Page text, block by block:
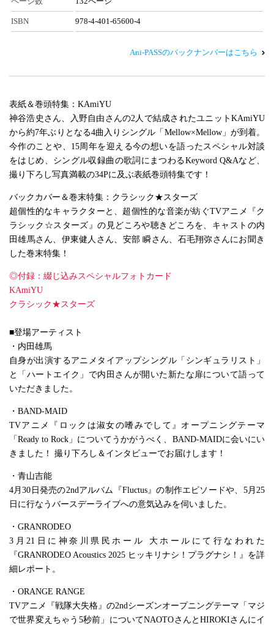
ISBN 978-4-401-65600-4
Ani-PASSのバックナンバーはこちら
表紙＆巻頭特集：KAmiYU
神谷浩史さん、入野自由さんの2人で結成されたユニットKAmiYU
から約7年ぶりとなる4曲入りシングル「Mellow×Mellow」が到着。
今作のことや、15周年を迎える今の想いを語ったスペシャル対談
をはじめ、シングル収録曲の歌詞にまつわるKeyword Q&Aなど、
撮り下ろし写真満載の34Pに及ぶ表紙巻頭特集です！
バックカバー＆巻末特集：クラシック★スターズ
超個性的なキャラクターと、超個性的な音楽が紡ぐTVアニメ『ク
ラシック☆スターズ』の見どころや聴きどころを、キャストの内
田雄馬さん、伊東健人さん、安部 瞬さん、石毛翔弥さんにお聞き
した巻末特集！
◎付録：綴じ込みスペシャルフォトカード
KAmiYU
クラシック★スターズ
■登場アーティスト
・内田雄馬
自身が出演するアニメタイアップシングル「シンギュラリスト」
と「ハートエイク」で内田さんが開いた新たな扉について語って
いただきました。
・BAND-MAID
TVアニメ『ロックは淑女の嗜みでして』オープニングテーマ
「Ready to Rock」についてうかがうべく、BAND-MAIDに会いにい
きました！ 撮り下ろし＆インタビューでお届けします！
・青山吉能
4月30日発売の2ndアルバム『Fluctus』の制作エピソードや、5月25
日に行なうバースデーライブへの意気込みを伺いました。
・GRANRODEO
3月21日に神奈川県民ホール 大ホールにて行なわれた
『GRANRODEO Acoustics 2025 ヒッキリナシ！プラグナシ！』を詳
細レポート。
・ORANGE RANGE
TVアニメ『戦隊大失格』の2ndシーズンオープニングテーマ「マジ
で世界変えちゃう5秒前」についてNAOTOさんとHIROKIさんにイ